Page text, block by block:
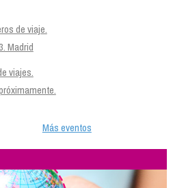
de viaje.
Madrid
viajes.
Más eventos